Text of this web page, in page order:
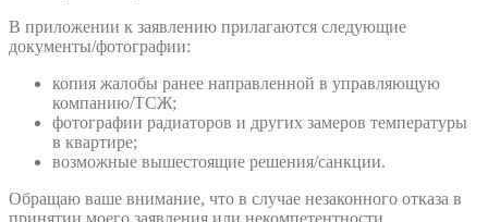
В приложении к заявлению прилагаются следующие
документы/фотографии:
копия жалобы ранее направленной в управляющую
компанию/ТСЖ;
фотографии радиаторов и других замеров температуры
в квартире;
возможные вышестоящие решения/санкции.
Обращаю ваше внимание, что в случае незаконного отказа в
принятии моего заявления или некомпетентности